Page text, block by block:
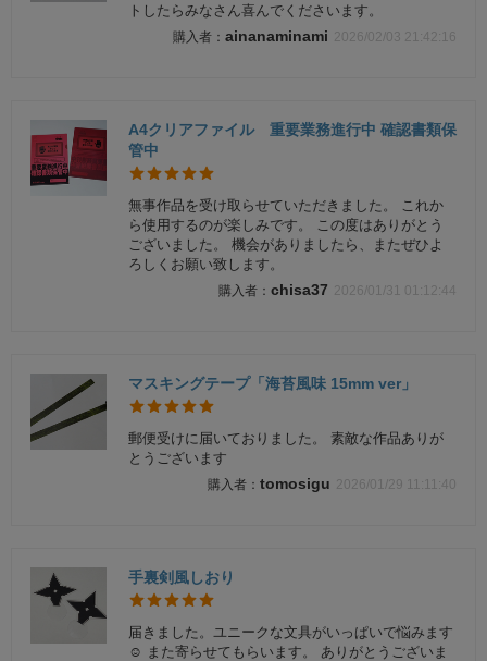
トしたらみなさん喜んでくださいます。
ainanaminami 2026/02/03 21:42:16
A4クリアファイル 重要業務進行中 確認書類保
管中
無事作品を受け取らせていただきました。 これか
ら使用するのが楽しみです。 この度はありがとう
ございました。 機会がありましたら、またぜひよ
ろしくお願い致します。
chisa37 2026/01/31 01:12:44
マスキングテープ「海苔風味 15mm ver」
郵便受けに届いておりました。 素敵な作品ありが
とうございます
tomosigu 2026/01/29 11:11:40
手裏剣風しおり
届きました。ユニークな文具がいっぱいで悩みます
☺ また寄らせてもらいます。 ありがとうございま